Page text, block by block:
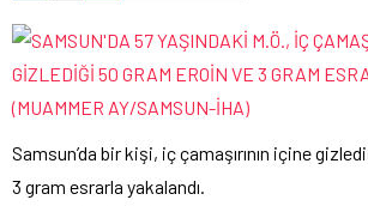
Samsun’da bir kişi, iç çamaşırının içine
3 gram esrarla yakalandı.